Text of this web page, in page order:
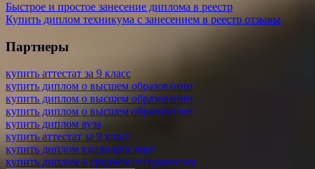
Быстрое и простое занесение диплома в реестр
Купить диплом техникума с занесением в реестр отзывы
Партнеры
купить аттестат за 9 класс
купить диплом о высшем образовании
купить диплом о высшем образовании
купить диплом о высшем образовании
купить диплом вуза
купить аттестат за 9 класс
купить диплом кандидата наук
купить диплом о среднем специальном